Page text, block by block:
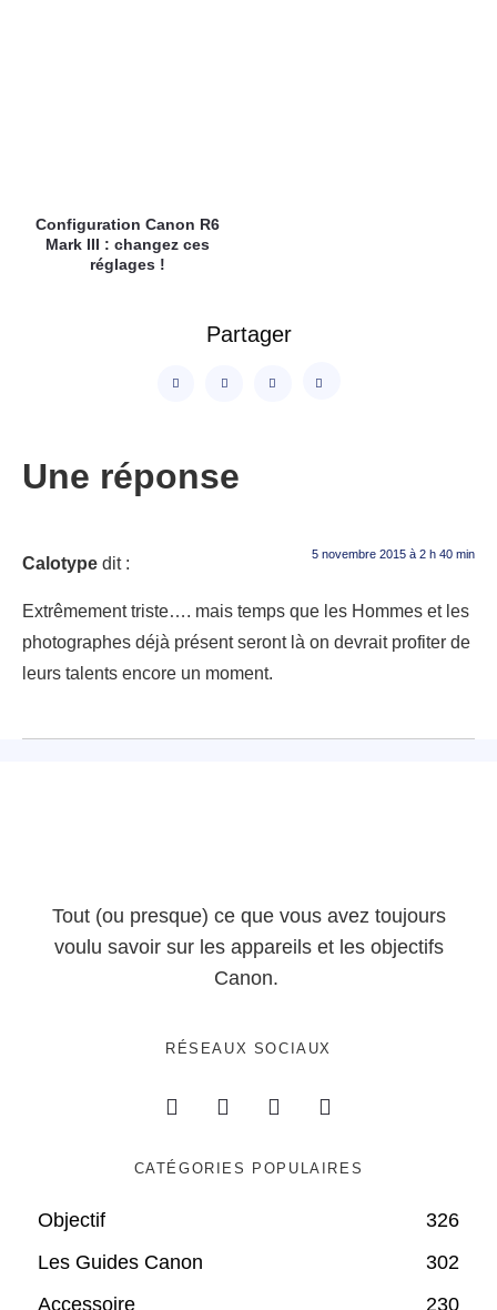
Configuration Canon R6
Mark III : changez ces
réglages !
Partager
Une réponse
Calotype dit : 5 novembre 2015 à 2 h 40 min
Extrêmement triste…. mais temps que les Hommes et les
photographes déjà présent seront là on devrait profiter de
leurs talents encore un moment.
Tout (ou presque) ce que vous avez toujours
voulu savoir sur les appareils et les objectifs
Canon.
RÉSEAUX SOCIAUX
CATÉGORIES POPULAIRES
Objectif
326
Les Guides Canon
302
Accessoire
230